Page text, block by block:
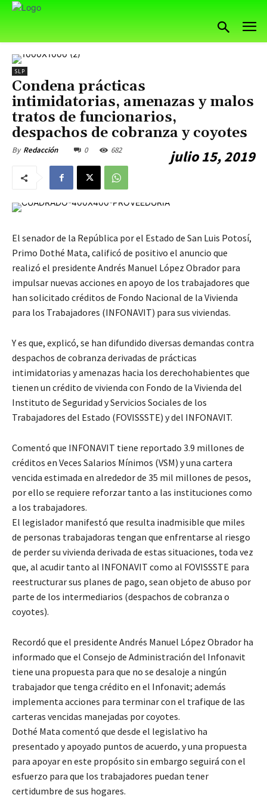
SLP
Condena prácticas
intimidatorias, amenazas y malos
tratos de funcionarios,
despachos de cobranza y coyotes
By Redacción julio 15, 2019
0 682
El senador de la República por el Estado de San Luis Potosí,
Primo Dothé Mata, calificó de positivo el anuncio que
realizó el presidente Andrés Manuel López Obrador para
impulsar nuevas acciones en apoyo de los trabajadores que
han solicitado créditos de Fondo Nacional de la Vivienda
para los Trabajadores (INFONAVIT) para sus viviendas.
Y es que, explicó, se han difundido diversas demandas contra
despachos de cobranza derivadas de prácticas
intimidatorias y amenazas hacia los derechohabientes que
tienen un crédito de vivienda con Fondo de la Vivienda del
Instituto de Seguridad y Servicios Sociales de los
Trabajadores del Estado (FOVISSSTE) y del INFONAVIT.
Comentó que INFONAVIT tiene reportado 3.9 millones de
créditos en Veces Salarios Mínimos (VSM) y una cartera
vencida estimada en alrededor de 35 mil millones de pesos,
por ello se requiere reforzar tanto a las instituciones como
a los trabajadores.
El legislador manifestó que resulta inadmisible que miles
de personas trabajadoras tengan que enfrentarse al riesgo
de perder su vivienda derivada de estas situaciones, toda vez
que, al acudir tanto al INFONAVIT como al FOVISSSTE para
reestructurar sus planes de pago, sean objeto de abuso por
parte de los intermediarios (despachos de cobranza o
coyotes).
Recordó que el presidente Andrés Manuel López Obrador ha
informado que el Consejo de Administración del Infonavit
tiene una propuesta para que no se desaloje a ningún
trabajador que tenga crédito en el Infonavit; además
implementa acciones para terminar con el trafique de las
carteras vencidas manejadas por coyotes.
Dothé Mata comentó que desde el legislativo ha
presentado y apoyado puntos de acuerdo, y una propuesta
para apoyar en este propósito sin embargo seguirá con el
esfuerzo para que los trabajadores puedan tener
certidumbre de sus hogares.